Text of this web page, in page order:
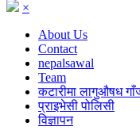
×
About Us
Contact
nepalsawal
Team
कटारीमा लागुऔषध
प्राइभेसी पोलिसी
विज्ञापन